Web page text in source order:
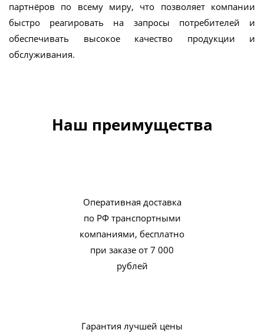
партнёров по всему миру, что позволяет компании
быстро реагировать на запросы потребителей и
обеспечивать высокое качество продукции и
обслуживания.
Наш преимущества
Оперативная доставка
по РФ транспортными
компаниями, бесплатно
при заказе от 7 000
рублей
Гарантия лучшей цены